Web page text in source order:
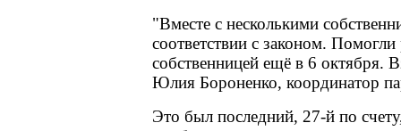
"Вместе с несколькими
соответствии с законом.
собственницей ещё в 6 октября.
Юлия Бороненко, координатор
Это был последний, 27-й по